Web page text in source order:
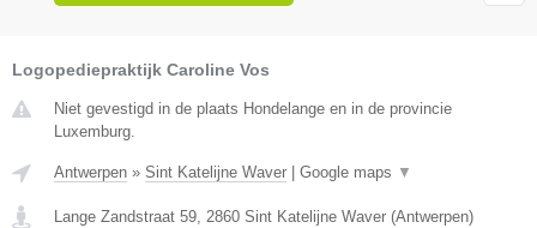
Logopediepraktijk Caroline Vos
Niet gevestigd in de plaats Hondelange en in de provincie
Luxemburg.
Antwerpen » Sint Katelijne Waver Google maps ▼
Lange Zandstraat 59, 2860 Sint Katelijne Waver (Antwerpen)